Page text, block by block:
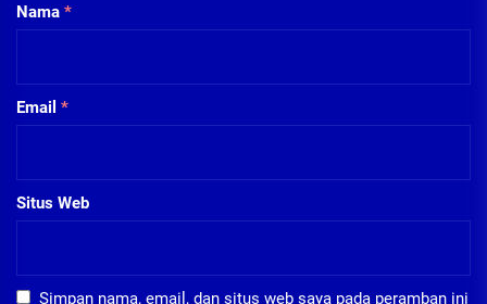
Nama *
Email *
Situs Web
Simpan nama, email, dan situs web saya pada peramban ini